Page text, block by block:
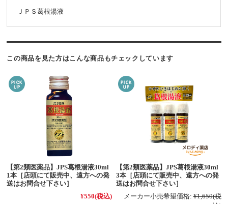
ＪＰＳ葛根湯液
この商品を見た方はこんな商品もチェックしています
【第2類医薬品】JPS葛根湯液30ml
1本［店頭にて販売中、遠方への発
送はお問合せ下さい］
¥550(税込)
【第2類医薬品】JPS葛根湯液30ml
3本［店頭にて販売中、遠方への発
送はお問合せ下さい］
メーカー小売希望価格: ¥1,650(税